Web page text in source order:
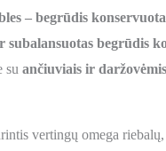
– begrūdis
begrūdis
su ančiuviais ir daržovėmis
vertingų omega